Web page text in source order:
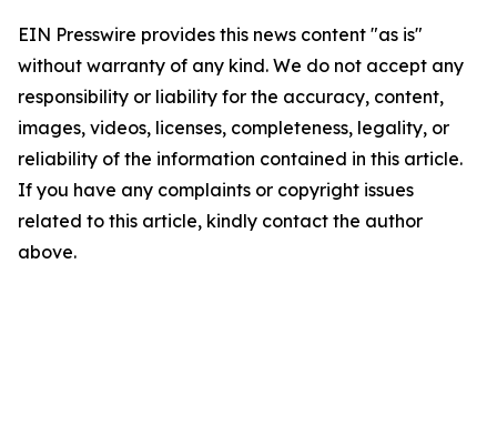
EIN Presswire provides this news content "as is"
without warranty of any kind. We do not accept any
responsibility or liability for the accuracy, content,
images, videos, licenses, completeness, legality, or
reliability of the information contained in this article.
If you have any complaints or copyright issues
related to this article, kindly contact the author
above.